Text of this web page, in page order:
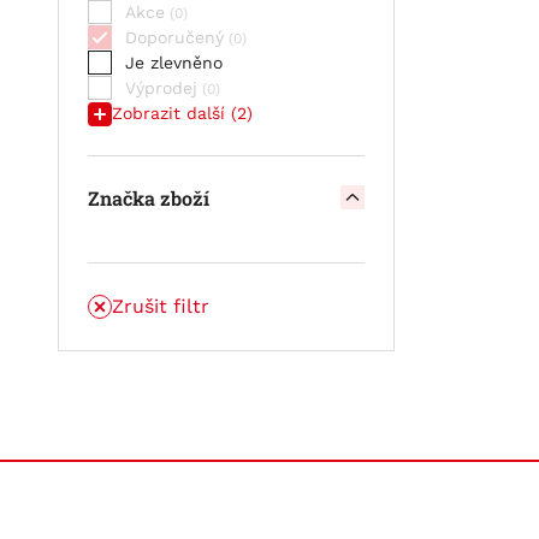
Akce
Doporučený
Je zlevněno
Výprodej
Zobrazit další (2)
Značka zboží
Zrušit filtr